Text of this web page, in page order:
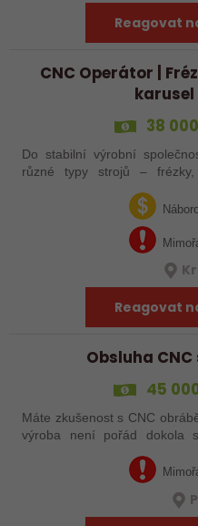
Reagovat
CNC Operátor |
karusel
38
Do stabilní výrobní
různé typy strojů – frézky,
Uplatnění u nás najdou
technických oborů, kteří se…
Reagovat
Obsluha
45
Máte zkušenost s CNC
výroba není pořád dokola
zakázkovou výrobu. Čeká